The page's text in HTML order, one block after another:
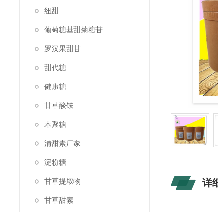
纽甜
葡萄糖基甜菊糖苷
罗汉果甜甘
甜代糖
健康糖
甘草酸铵
木聚糖
清甜素厂家
淀粉糖
甘草提取物
甘草甜素
详